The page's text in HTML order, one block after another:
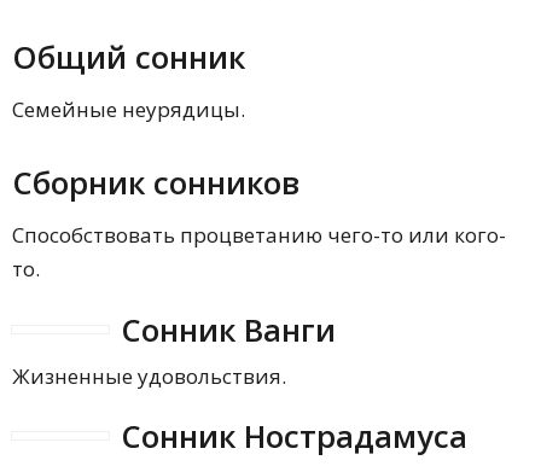
Общий сонник
Семейные неурядицы.
Сборник сонников
Способствовать процветанию чего-то или кого-
то.
Сонник Ванги
Жизненные удовольствия.
Сонник Нострадамуса